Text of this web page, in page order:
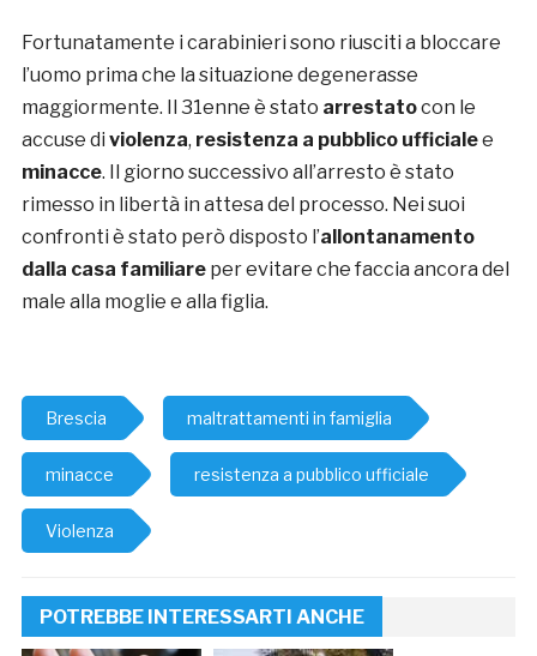
Fortunatamente i carabinieri sono riusciti a bloccare
l’uomo prima che la situazione degenerasse
maggiormente. Il 31enne è stato arrestatocon le
accuse di violenza, resistenza a pubblico ufficialee
minacce. Il giorno successivo all’arresto è stato
rimesso in libertà in attesa del processo. Nei suoi
confronti è stato però disposto l’allontanamento
dalla casa familiareper evitare che faccia ancora del
male alla moglie e alla figlia.
Brescia maltrattamenti in famiglia
minacce resistenza a pubblico ufficiale
Violenza
POTREBBE INTERESSARTI ANCHE